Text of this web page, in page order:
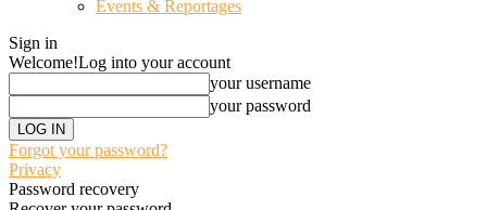
Events & Reportages
Sign in
Welcome!Log into your account
your username
your password
Forgot your password?
Privacy
Password recovery